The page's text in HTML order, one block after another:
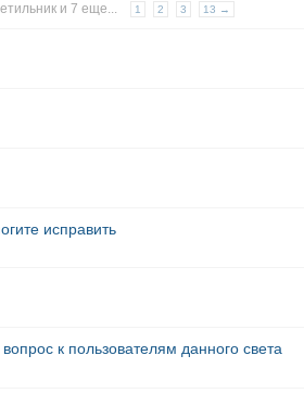
и 7 еще... 1 2 3 13 →
исправить
к пользователям данного света